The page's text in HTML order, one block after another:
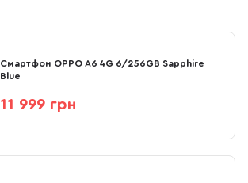
Смартфон OPPO A6 4G 6/256GB Sapphire
Blue
11 999 грн